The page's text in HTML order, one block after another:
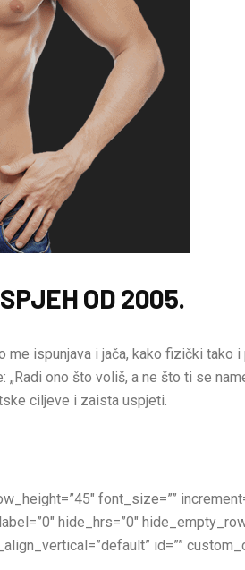
OD 2005.
me ispunjava i jača, kako fizički tako
ono što voliš, a ne što ti se
ciljeve i zaista uspjeti.
font_size=””
hide_hrs=”0″
id=””